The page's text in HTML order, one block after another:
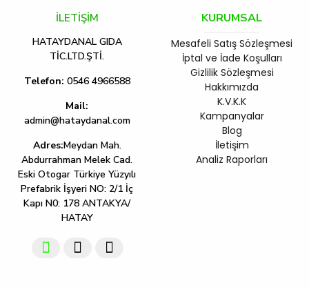
İLETİŞİM
HATAYDANAL GIDA
TİC.LTD.ŞTİ.
Telefon: 0546 4966588
Mail:
admin@hataydanal.com
Adres:Meydan Mah.
Abdurrahman Melek Cad.
Eski Otogar Türkiye Yüzyılı
Prefabrik İşyeri NO: 2/1 İç
Kapı N0: 178 ANTAKYA/
HATAY
KURUMSAL
Mesafeli Satış Sözleşmesi
İptal ve İade Koşulları
Gizlilik Sözleşmesi
Hakkımızda
K.V.K.K
Kampanyalar
Blog
İletişim
Analiz Raporları